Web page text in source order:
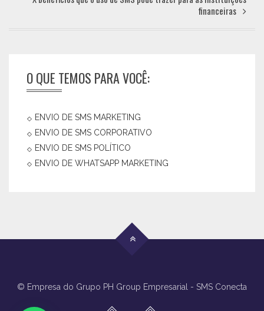
financeiras
O QUE TEMOS PARA VOCÊ:
ENVIO DE SMS MARKETING
ENVIO DE SMS CORPORATIVO
ENVIO DE SMS POLÍTICO
ENVIO DE WHATSAPP MARKETING
© Empresa do Grupo PH Group Empresarial - SMS Conecta